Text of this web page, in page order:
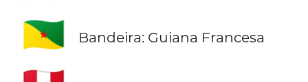
🇬🇫 Bandeira: Guiana Francesa